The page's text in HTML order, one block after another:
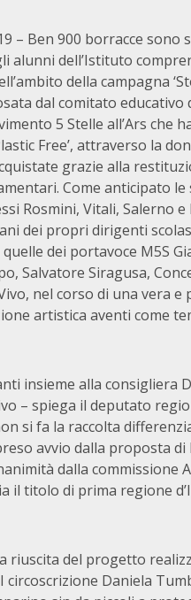
– Ben 900 borracce sono
alunni dell’Istituto
della campagna
dal comitato educativo
5 Stelle all’Ars che
Free’, attraverso la
grazie alla
Come anticipato le
Rosmini, Vitali, Salerno
dei propri dirigenti
dei portavoce M5S
Salvatore Siragusa,
nel corso di una vera
artistica aventi come
insieme alla consigliera
– spiega il deputato
si fa la raccolta
avvio dalla proposta di
dalla
il titolo di prima regione
riuscita del progetto
circoscrizione Daniela